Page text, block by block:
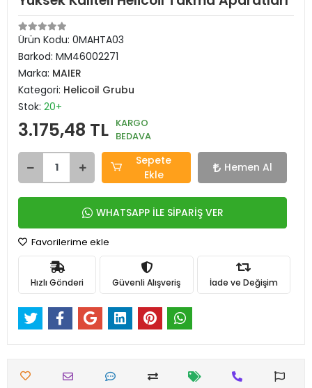
Ürün Kodu: 0MAHTA03
Barkod: MM46002271
Marka: MAIER
Kategori: Helicoil Grubu
Stok: 20+
3.175,48 TL KARGO
BEDAVA
Sepete
Ekle
Hemen Al
WHATSAPP İLE SİPARİŞ VER
Favorilerime ekle
Hızlı Gönderi Güvenli Alışveriş İade ve Değişim